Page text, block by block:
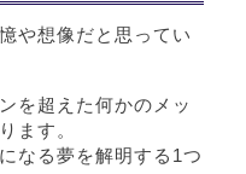
や想像だと思ってい
を超えた何かのメッ
ます。
なる夢を解明する1つ